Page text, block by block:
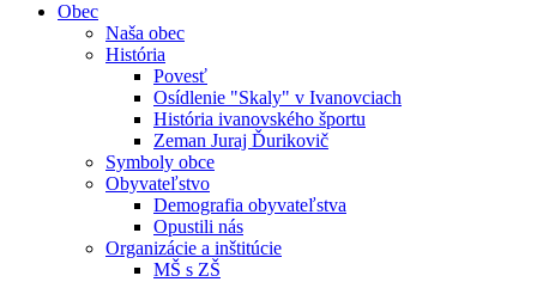
Obec
Naša obec
História
Povesť
Osídlenie "Skaly" v Ivanovciach
História ivanovského športu
Zeman Juraj Ďurikovič
Symboly obce
Obyvateľstvo
Demografia obyvateľstva
Opustili nás
Organizácie a inštitúcie
MŠ s ZŠ